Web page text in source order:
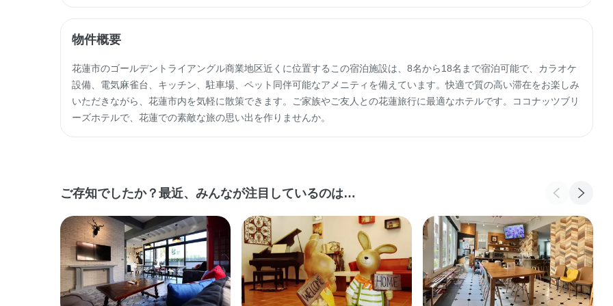
物件概要
花蓮市のゴールデントライアングル商業地区近くに位置するこの宿泊施設は、8名から18名まで宿泊可能で、カラオケ
設備、電気麻雀台、キッチン、駐車場、ペット同伴可能なアメニティを備えています。快適で質の高い滞在をお楽しみ
いただきながら、花蓮市内を気軽に散策できます。ご家族やご友人との花蓮旅行に最適なホテルです。ココナッツブリ
ーズホテルで、花蓮での素敵な旅の思い出を作りませんか。
ご存知でしたか？最近、みんなが注目しているのは…